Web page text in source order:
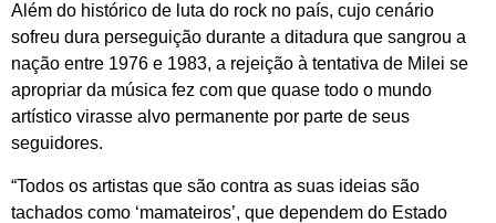
Além do histórico de luta do rock no país, cujo cenário
sofreu dura perseguição durante a ditadura que sangrou a
nação entre 1976 e 1983, a rejeição à tentativa de Milei se
apropriar da música fez com que quase todo o mundo
artístico virasse alvo permanente por parte de seus
seguidores.
“Todos os artistas que são contra as suas ideias são
tachados como ‘mamateiros’, que dependem do Estado